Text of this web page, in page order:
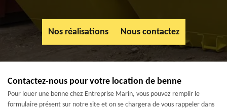
Nos réalisations Nous contactez
Contactez-nous pour votre location de benne
Pour louer une benne chez Entreprise Marin, vous pouvez remplir le
formulaire présent sur notre site et on se chargera de vous rappeler dans